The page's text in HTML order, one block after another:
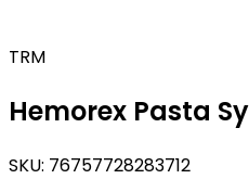
TRM
Hemorex Pasta
SKU: 76757728283712